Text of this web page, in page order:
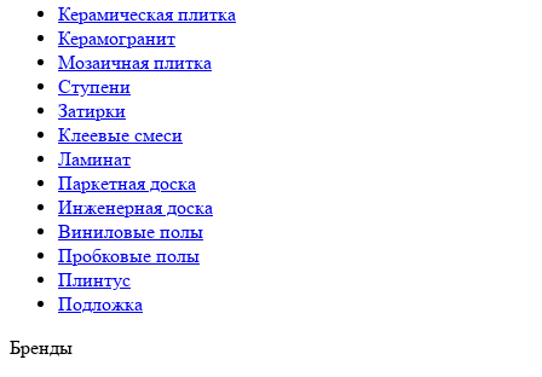
Керамическая плитка
Керамогранит
Мозаичная плитка
Ступени
Затирки
Клеевые смеси
Ламинат
Паркетная доска
Инженерная доска
Виниловые полы
Пробковые полы
Плинтус
Подложка
Бренды